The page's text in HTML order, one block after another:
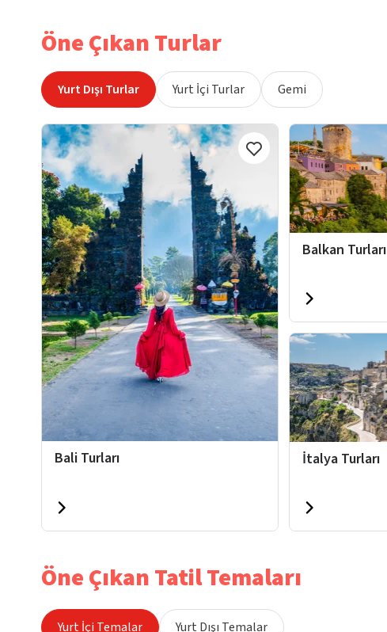
Öne Çıkan Turlar
Yurt Dışı Turlar Yurt İçi Turlar Gemi
Bali Turları
Balkan Turları
İtalya Turları
Öne Çıkan Tatil Temaları
Yurt İçi Temalar Yurt Dışı Temalar